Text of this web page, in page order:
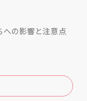
への影響と注意点